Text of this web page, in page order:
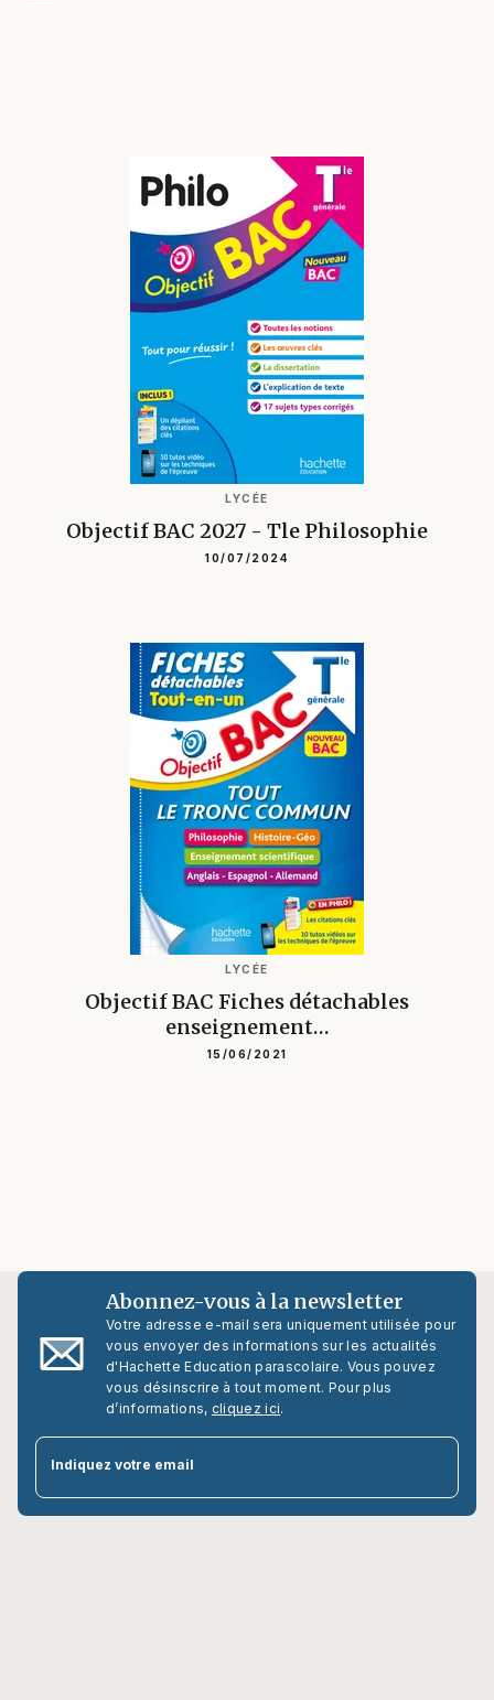
LYCÉE
Objectif BAC 2027 - Tle Philosophie
10/07/2024
LYCÉE
Objectif BAC Fiches détachables
enseignement…
15/06/2021
Abonnez-vous à la newsletter
Votre adresse e-mail sera uniquement utilisée pour
vous envoyer des informations sur les actualités
d'Hachette Education parascolaire. Vous pouvez
vous désinscrire à tout moment. Pour plus
d’informations, cliquez ici.
Indiquez votre email